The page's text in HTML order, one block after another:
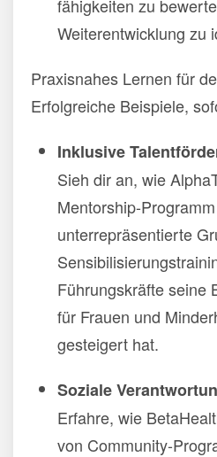
fähigkeiten zu
Weiterentwicklung zu
Praxisnahes Lernen für
Erfolgreiche Beispiele,
Inklusive
Sieh dir an, wie
Mentorship-
unterrepräsentierte
Führungskräfte seine
für Frauen und
gesteigert hat.
Soziale
Erfahre, wie
von Community-